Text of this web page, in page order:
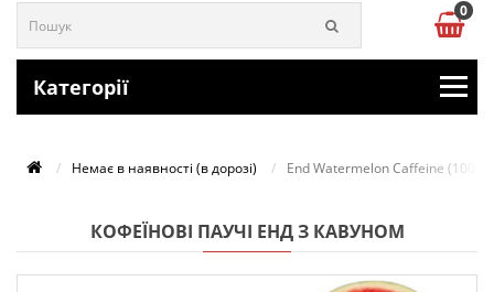
0
Категорії
Немає в наявності (в дорозі) End Watermelon Caffeine (100
КОФЕЇНОВІ ПАУЧІ ЕНД З КАВУНОМ